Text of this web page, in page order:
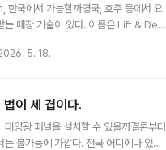
국에서 가능할까영국, 호주 등에서 요
는 매장 기술이 있다. 이름은 Lift & Dee
에 새로운 매장을 허용하는 방식이다. 묘
지, 하이게이트 묘지처럼 역사 깊은 곳들
래 시범 운영을 시작했고, 의회 차원의 논
. 공간이 줄어드는 건 영국만의 문제가 아
5. 18.
이 세 겹이다.
태양광 패널을 설치할 수 있을까결론부터
는 불가능에 가깝다. 전국 어디에나 있는